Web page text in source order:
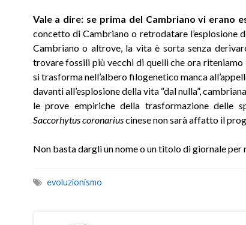
Vale a dire: se prima del Cambriano vi erano
concetto di Cambriano o retrodatare l’esplosione
Cambriano o altrove, la vita è sorta senza
trovare fossili più vecchi di quelli che ora riteniamo
si trasforma nell’albero filogenetico manca
davanti all’esplosione della vita “dal nulla”,
le prove empiriche della trasformazione delle
Saccorhytus coronariuscinese non sarà affatto il
Non basta dargli un nome o un titolo di giornale per
evoluzionismo